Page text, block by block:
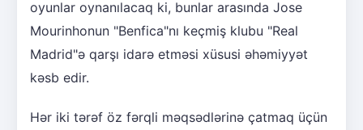
oyunlar oynanılacaq ki, bunlar arasında Jose
Mourinhonun "Benfica"nı keçmiş klubu "Real
Madrid"ə qarşı idarə etməsi xüsusi əhəmiyyət
kəsb edir.
Hər iki tərəf öz fərqli məqsədlərinə çatmaq üçün